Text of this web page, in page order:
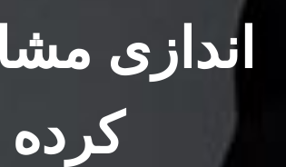
اندازی
کرده